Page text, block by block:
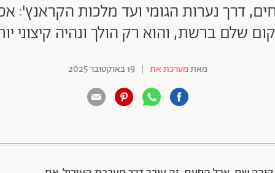
דרך נערות הגומי ועד מלכות הקראנץ':
שלם ברשת, והוא רק הולך ונהיה קיצוני
מאתמערכת את | 19 באוקטובר 2025